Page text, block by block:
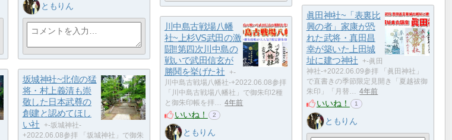
ともりん
眞田神社~「表裏比
興の者」家康が恐
れた武将・真田昌
幸が築いた上田城
址に建つ神社
+-眞田
神社-+2022.06.09参拝 「眞田神社」
で直書きの季節限定見開き「夏越祓御
朱印」「月替…
4年前
いいね！ 1
ともりん
川中島古戦場八幡
社~上杉VS武田の激
闘‼第四次川中島の
戦いで武田信玄が
勝鬨を挙げた社
+-
川中島古戦場八幡社-+2022.06.08参拝
「川中島古戦場八幡社」で御朱印2種
と御朱印帳を拝…
4年前
いいね！ 2
ともりん
坂城神社~北信の猛
将・村上義清も崇
敬した日本武尊の
創建と認めてほし
い社
+-坂城神社-
+2022.06.08参拝 「坂城神社」で御朱